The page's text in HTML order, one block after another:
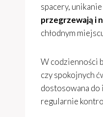
spacery,
przegrzewają i
chłodnym
W codzienności
czy spokojnych
dostosowana do
regularnie